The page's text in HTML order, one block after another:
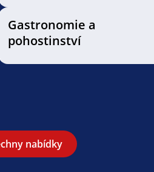
Gastronomie a
pohostinství
nabídky